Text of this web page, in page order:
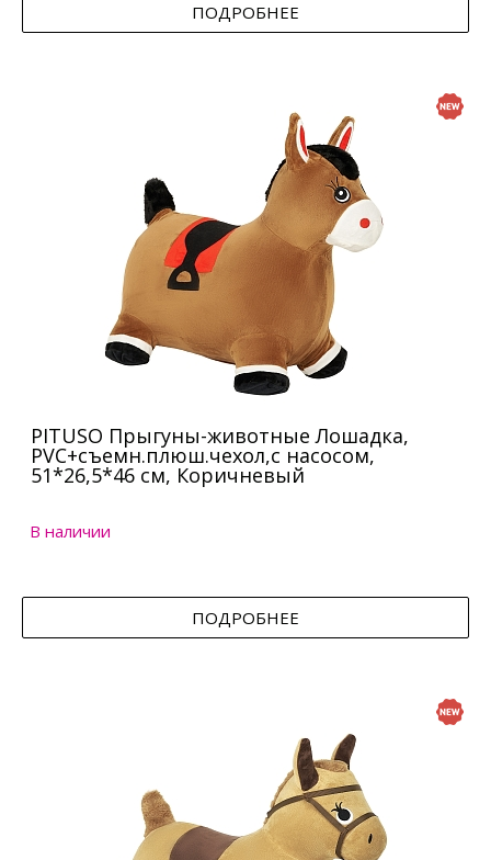
ПОДРОБНЕЕ
PITUSO Прыгуны-животные Лошадка,
PVC+съемн.плюш.чехол,с насосом,
51*26,5*46 см, Коричневый
В наличии
ПОДРОБНЕЕ